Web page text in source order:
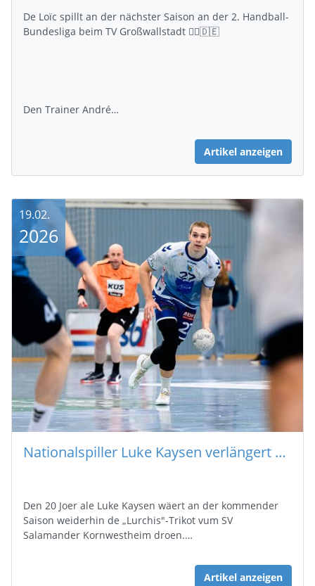
De Loïc spillt an der nächster Saison an der 2. Handball-
Bundesliga beim TV Großwallstadt 🤾‍♂️🇩🇪
Den Trainer André…
Artikel anzeigen
Nationalspiller Luke Kaysen verlängert bei SV Salamander Kornwestheim an der 3. Liga
Den 20 Joer ale Luke Kaysen wäert an der kommender
Saison weiderhin de „Lurchis"-Trikot vum SV
Salamander Kornwestheim droen.…
Artikel anzeigen
19.02.
2026